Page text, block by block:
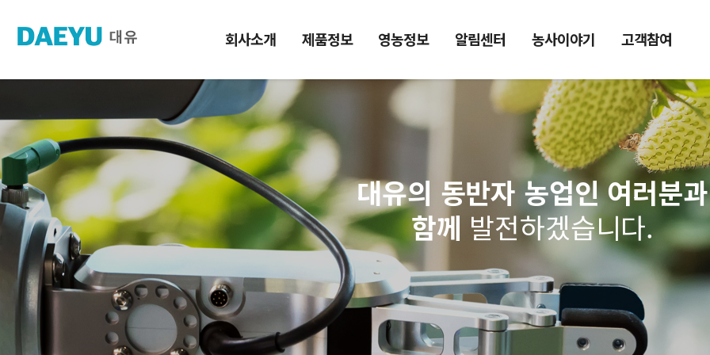
회사소개 제품정보 영농정보 알림센터 농사이야기 고객참여
대유의 동반자 농업인 여러분과
함께 발전하겠습니다.